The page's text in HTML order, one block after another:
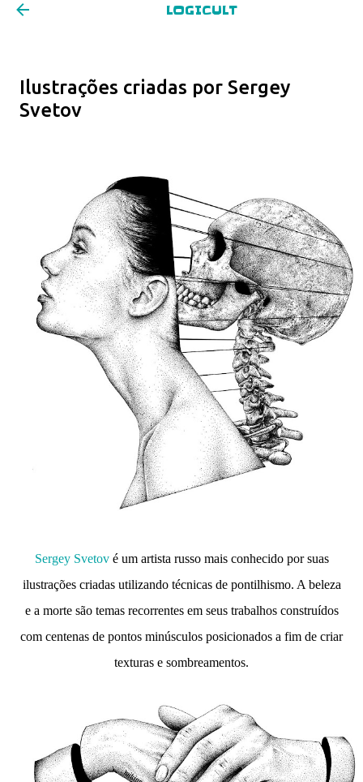
LOGICULT
Ilustrações criadas por Sergey
Svetov
Sergey Svetové um artista russo mais conhecido por suas
ilustrações criadas utilizando técnicas de pontilhismo. A beleza
e a morte são temas recorrentes em seus trabalhos construídos
com centenas de pontos minúsculos posicionados a fim de criar
texturas e sombreamentos.